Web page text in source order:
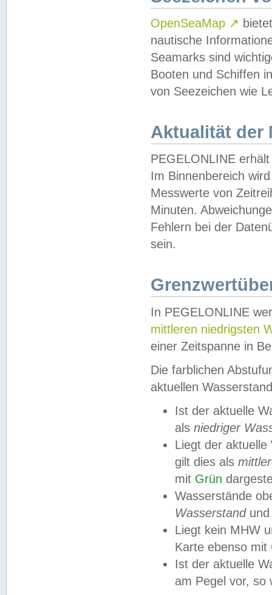
OpenSeaMap ↗
nautische
Seamarks sind
Booten und Schiffen
von Seezeichen wie
Aktualität der
PEGELONLINE
Im Binnenbereich
Messwerte von
Minuten.
Fehlern bei der
sein.
In PEGELONLINE
mittleren niedrigsten
einer Zeitspanne in
Die farblichen
aktuellen
Ist der aktuelle
als niedriger
Liegt der
gilt dies als
mit Grün
Wasserstände
Wasserstandund
Liegt kein MHW
Karte ebenso mit
Ist der aktuelle
am Pegel vor,